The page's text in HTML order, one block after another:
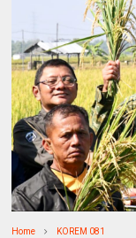
Home KOREM 081